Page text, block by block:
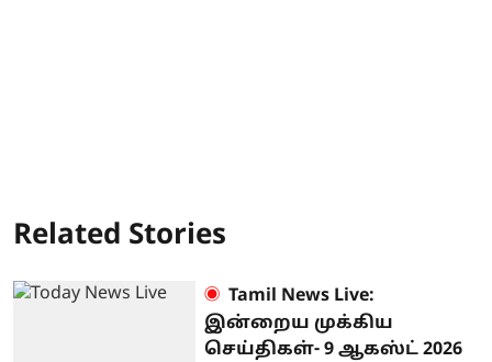
Related Stories
Tamil News Live:
இன்றைய முக்கிய
செய்திகள்- 9 ஆகஸ்ட் 2026